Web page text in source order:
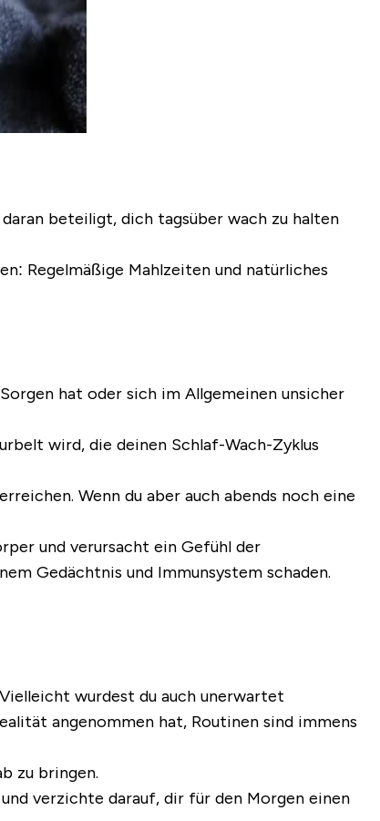
beteiligt, dich tagsüber wach zu halten
Regelmäßige Mahlzeiten und natürliches
hat oder sich im Allgemeinen unsicher
wird, die deinen Schlaf-Wach-Zyklus
Wenn du aber auch abends noch eine
und verursacht ein Gefühl der
Gedächtnis und Immunsystem schaden.
wurdest du auch unerwartet
angenommen hat, Routinen sind immens
zu bringen.
verzichte darauf, dir für den Morgen einen